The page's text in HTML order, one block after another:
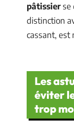
pâtissierse
distinction
cassant, est
Les
éviter
trop